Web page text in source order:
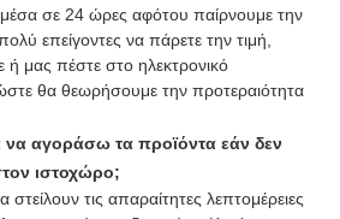
σε 24 ώρες αφότου παίρνουμε την
επείγοντες να πάρετε την τιμή,
μας πέστε στο ηλεκτρονικό
θα θεωρήσουμε την προτεραιότητα
αγοράσω τα προϊόντα εάν δεν
ιστοχώρο;
τις απαραίτητες λεπτομέρειες